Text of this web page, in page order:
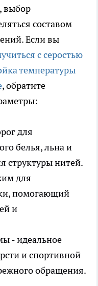
выбор
составом
Если вы
с серостью
температуры
, обратите
для
белья, льна и
структуры нитей.
для
помогающий
и
- идеальное
и спортивной
обращения.